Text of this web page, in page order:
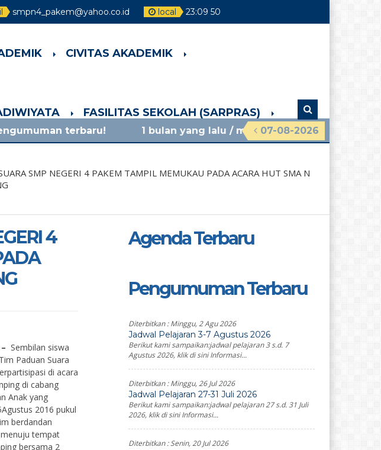
smpn4_pakem@yahoo.co.id local 23:09 52
CIVITAS AKADEMIK
FASILITAS SEKOLAH (SARPRAS)
07-08-2026
1 bulan yang lalu/ materi sosialisasi mpls ramah 2026 smpn
SMP NEGERI 4 PAKEM TAMPIL MEMUKAU PADA ACARA HUT SMA N
4
Sembilan siswa
Paduan Suara
di acara
di cabang
Anak yang
2016 pukul
berdandan
tempat
bersama 2
Agenda Terbaru
Pengumuman Terbaru
Diterbitkan :Minggu, 2 Agu 2026
Jadwal Pelajaran 3-7 Agustus 2026
Berikut kami sampaikan:jadwal pelajaran 3 s.d. 7
Agustus 2026, klik di sini Informasi...
Diterbitkan :Minggu, 26 Jul 2026
Jadwal Pelajaran 27-31 Juli 2026
Berikut kami sampaikan:jadwal pelajaran 27 s.d. 31 Juli
2026, klik di sini Informasi...
Diterbitkan :Senin, 20 Jul 2026